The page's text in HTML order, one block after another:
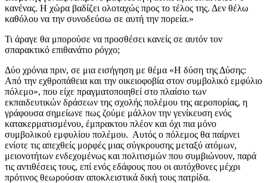
κανένας. Η χώρα βαδίζει ολοταχώς προς το τέλος της. Δεν θέλω
καθόλου να την συνοδεύσω σε αυτή την πορεία.»
Τι άραγε θα μπορούσε να προσθέσει κανείς σε αυτόν τον
σπαρακτικό επιθανάτιο ρόγχο;
Δύο χρόνια πριν, σε μια εισήγηση με θέμα «Η δύση της Δύσης:
Από την εχθροπάθεια και την οικειοφοβία στον συμβολικό εμφύλιο
πόλεμο», που είχε πραγματοποιηθεί στο πλαίσιο των
εκπαιδευτικών δράσεων της σχολής πολέμου της αεροπορίας, η
γράφουσα σημείωνε πως ζούμε μάλλον την γενίκευση ενός
κατακερματισμένου, έμπρακτου πλέον και όχι πια μόνο
συμβολικού εμφυλίου πολέμου. Αυτός ο πόλεμος θα παίρνει
ενίοτε τις απεχθείς μορφές μιας σύγκρουσης μεταξύ ατόμων,
μειονοτήτων ενδεχομένως και πολιτισμών που συμβιώνουν, παρά
τις αντιθέσεις τους, επί ενός εδάφους που οι αυτόχθονες μέχρι
πρότινος θεωρούσαν αποκλειστικά δική τους πατρίδα.